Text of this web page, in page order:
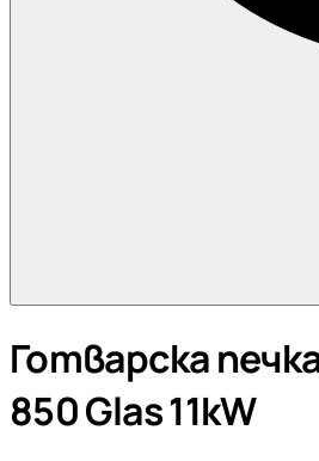
Готварска
850 Glas 11kW